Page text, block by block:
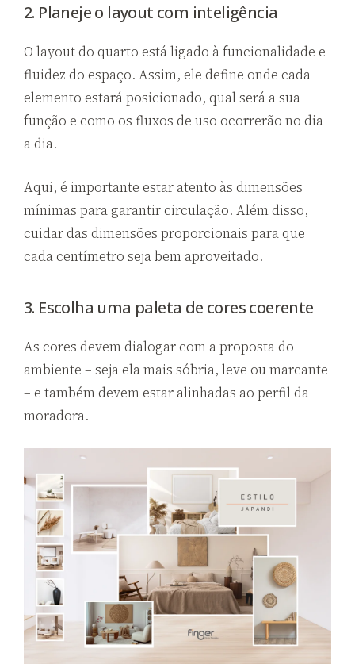
2. Planeje o layout com inteligência
O layout do quarto está ligado à funcionalidade e
fluidez do espaço. Assim, ele define onde cada
elemento estará posicionado, qual será a sua
função e como os fluxos de uso ocorrerão no dia
a dia.
Aqui, é importante estar atento às dimensões
mínimas para garantir circulação. Além disso,
cuidar das dimensões proporcionais para que
cada centímetro seja bem aproveitado.
3. Escolha uma paleta de cores coerente
As cores devem dialogar com a proposta do
ambiente – seja ela mais sóbria, leve ou marcante
– e também devem estar alinhadas ao perfil da
moradora.